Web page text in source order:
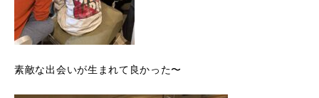
素敵な出会いが生まれて良かった〜